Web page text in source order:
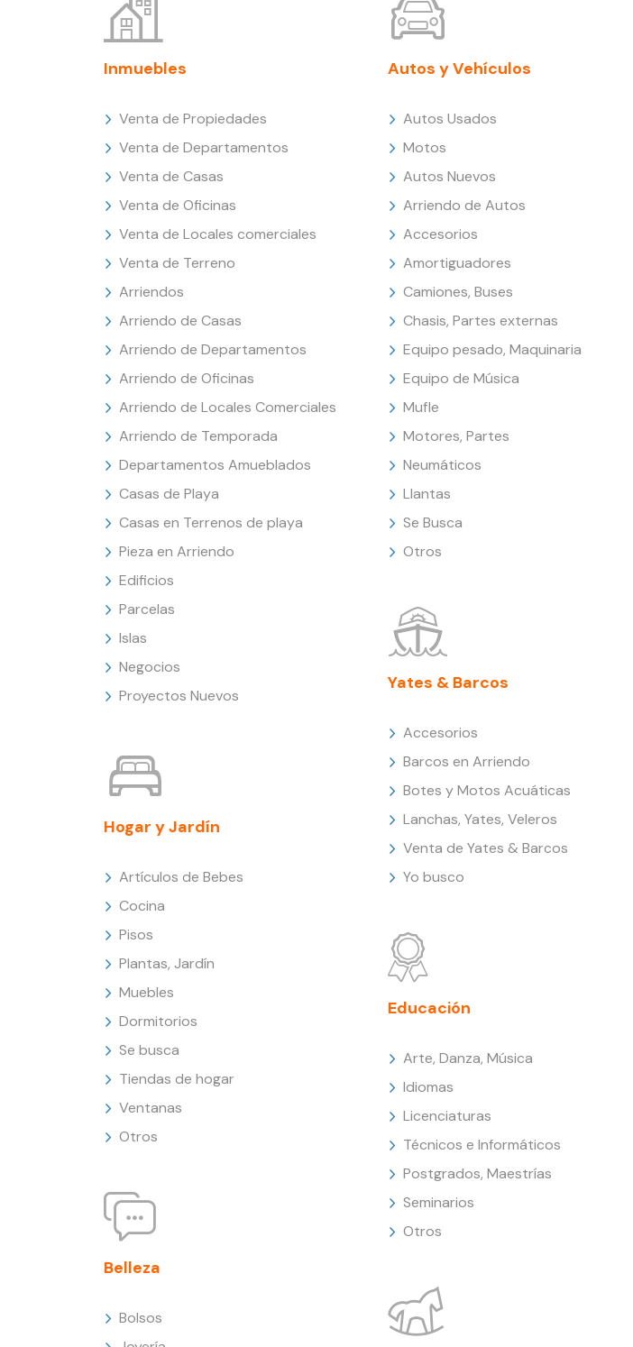
Inmuebles
Venta de Propiedades
Venta de Departamentos
Venta de Casas
Venta de Oficinas
Venta de Locales comerciales
Venta de Terreno
Arriendos
Arriendo de Casas
Arriendo de Departamentos
Arriendo de Oficinas
Arriendo de Locales Comerciales
Arriendo de Temporada
Departamentos Amueblados
Casas de Playa
Casas en Terrenos de playa
Pieza en Arriendo
Edificios
Parcelas
Islas
Negocios
Proyectos Nuevos
Hogar y Jardín
Artículos de Bebes
Cocina
Pisos
Plantas, Jardín
Muebles
Dormitorios
Se busca
Tiendas de hogar
Ventanas
Otros
Belleza
Bolsos
Autos y Vehículos
Autos Usados
Motos
Autos Nuevos
Arriendo de Autos
Accesorios
Amortiguadores
Camiones, Buses
Chasis, Partes externas
Equipo pesado, Maquinaria
Equipo de Música
Mufle
Motores, Partes
Neumáticos
Llantas
Se Busca
Otros
Yates & Barcos
Accesorios
Barcos en Arriendo
Botes y Motos Acuáticas
Lanchas, Yates, Veleros
Venta de Yates & Barcos
Yo busco
Educación
Arte, Danza, Música
Idiomas
Licenciaturas
Técnicos e Informáticos
Postgrados, Maestrías
Seminarios
Otros